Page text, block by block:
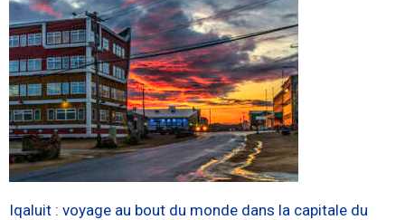
Iqaluit : voyage au bout du monde dans la capitale du